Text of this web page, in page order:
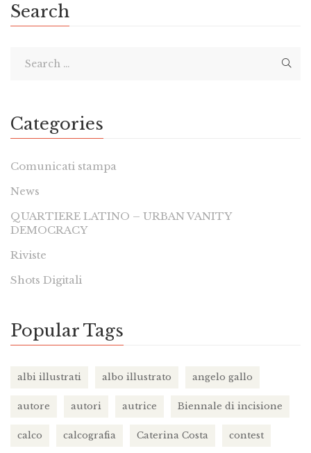
Search
Categories
Comunicati stampa
News
QUARTIERE LATINO – URBAN VANITY
DEMOCRACY
Riviste
Shots Digitali
Popular Tags
albi illustrati albo illustrato angelo gallo
autore autori autrice Biennale di incisione
calco calcografia Caterina Costa contest